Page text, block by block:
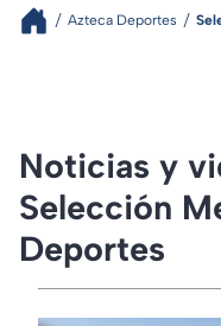
Azteca Deportes
Noticias y
Selección
Deportes